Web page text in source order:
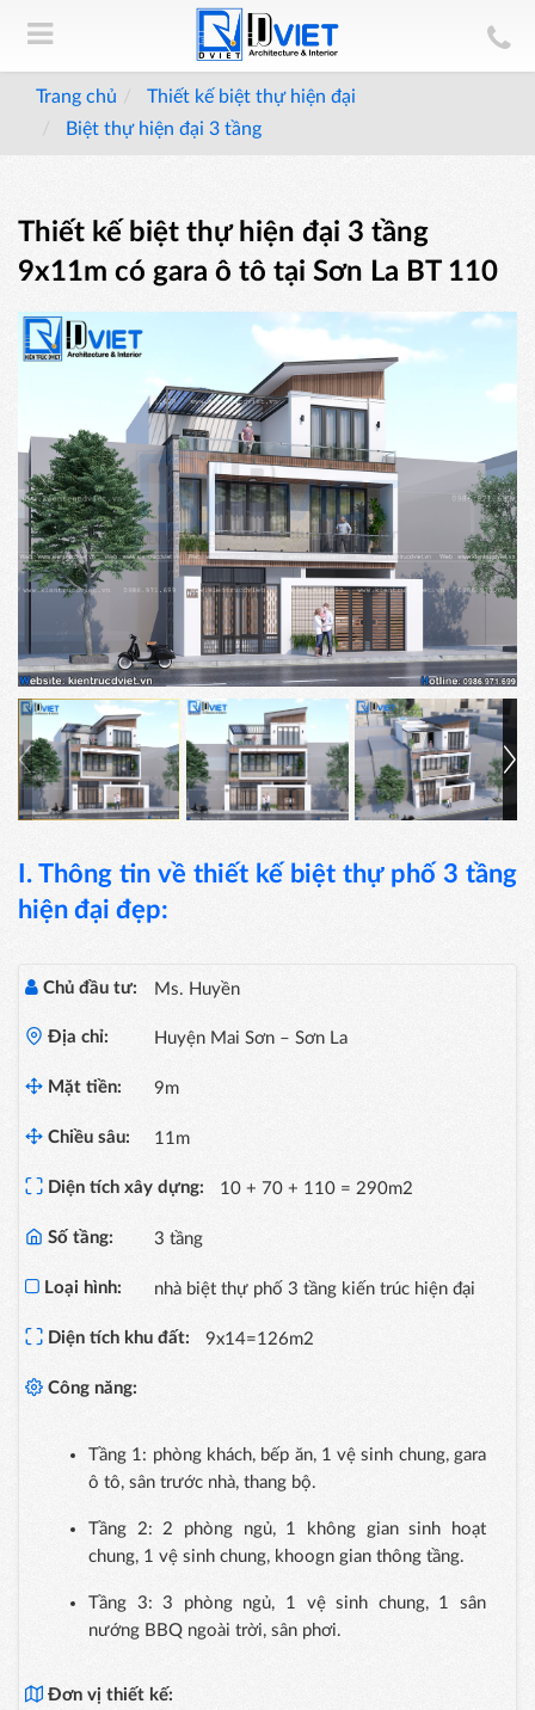
Trang chủ
Thiết kế biệt thự hiện đại
Biệt thự hiện đại 3 tầng
Thiết kế biệt thự hiện đại 3 tầng
9x11m có gara ô tô tại Sơn La BT 110
I. Thông tin về thiết kế biệt thự phố 3 tầng
hiện đại đẹp:
Chủ đầu tư: Ms. Huyền
Địa chỉ: Huyện Mai Sơn – Sơn La
Mặt tiền: 9m
Chiều sâu: 11m
Diện tích xây dựng: 10 + 70 + 110 = 290m2
Số tầng: 3 tầng
Loại hình: nhà biệt thự phố 3 tầng kiến trúc hiện đại
Diện tích khu đất: 9x14=126m2
Công năng:
Tầng 1: phòng khách, bếp ăn, 1 vệ sinh chung, gara
ô tô, sân trước nhà, thang bộ.
Tầng 2: 2 phòng ngủ, 1 không gian sinh hoạt
chung, 1 vệ sinh chung, khoogn gian thông tầng.
Tầng 3: 3 phòng ngủ, 1 vệ sinh chung, 1 sân
nướng BBQ ngoài trời, sân phơi.
Đơn vị thiết kế: